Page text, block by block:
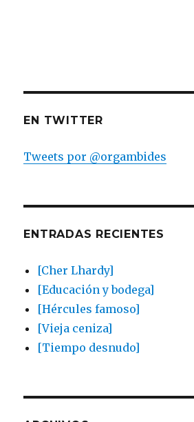
EN TWITTER
Tweets por @orgambides
ENTRADAS RECIENTES
[Cher Lhardy]
[Educación y bodega]
[Hércules famoso]
[Vieja ceniza]
[Tiempo desnudo]